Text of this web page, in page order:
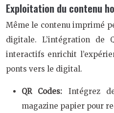
Exploitation du contenu
Même le contenu imprimé
digitale. L’intégration de
interactifs enrichit
ponts vers le digital.
QR Codes: Intégrez
magazine papier pour